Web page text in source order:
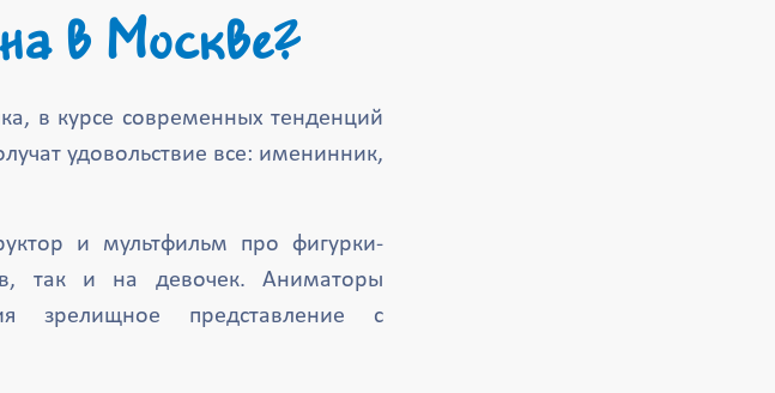
в Москве?
в курсе современных тенденций
удовольствие все: именинник,
и мультфильм про фигурки-
так и на девочек. Аниматоры
зрелищное представление с